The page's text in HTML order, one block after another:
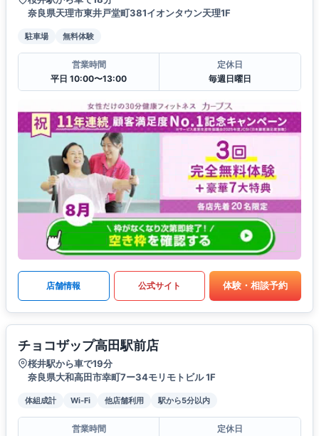
奈良県天理市東井戸堂町381イオンタウン天理1F
駐車場 無料体験
営業時間
平日 10:00〜13:00
定休日
毎週日曜日
店舗情報 公式サイト 体験・相談予約
チョコザップ高田駅前店
桜井駅から車で19分
奈良県大和高田市幸町7ー34モリモトビル 1F
体組成計 Wi-Fi 他店舗利用 駅から5分以内
営業時間
定休日